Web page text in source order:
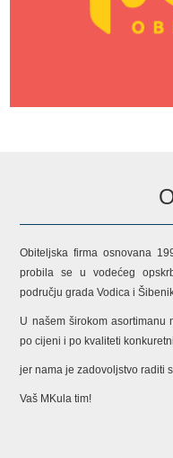
Obiteljska firma osnovana
probila se u vodećeg
području grada Vodica i
U našem širokom asortimanu
po cijeni i po kvaliteti
jer nama je zadovoljstvo raditi
Vaš MKula tim!